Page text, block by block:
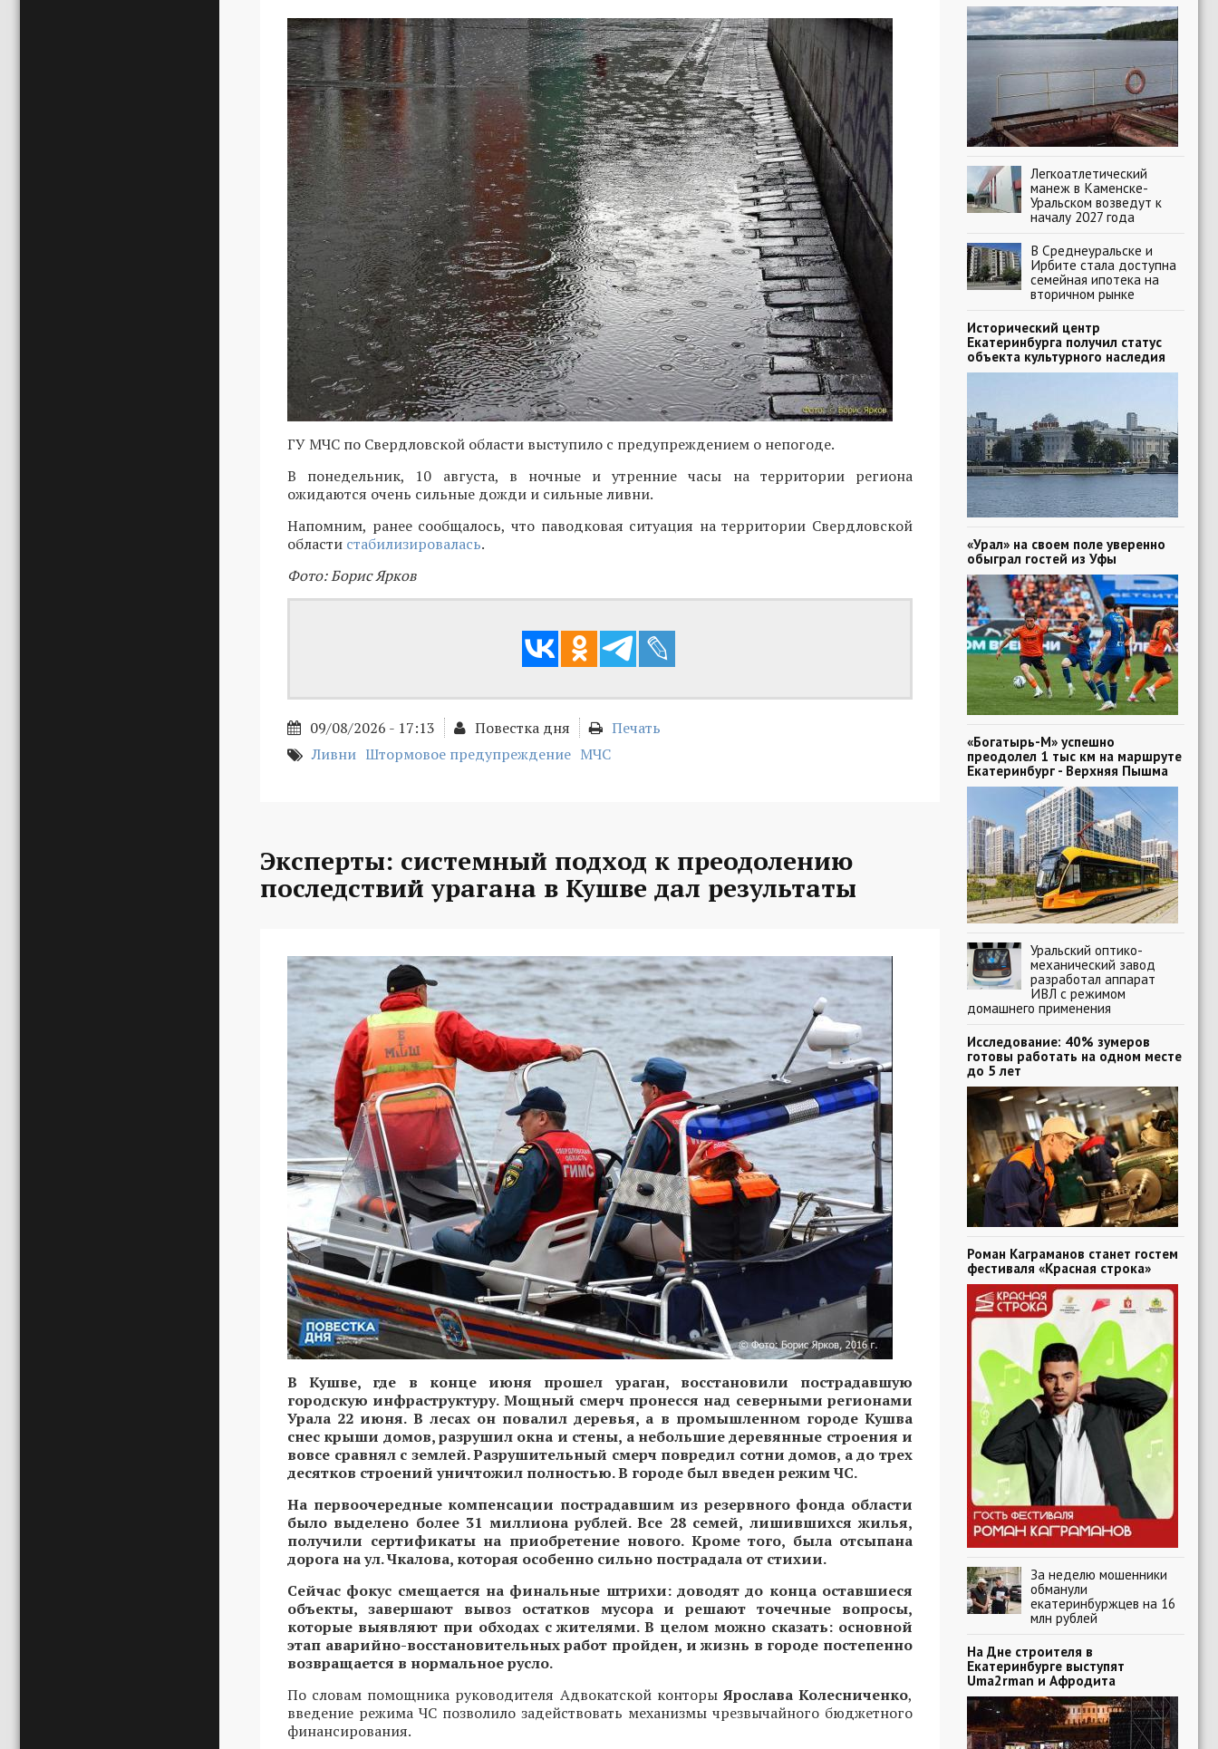
ГУ МЧС по Свердловской области выступило с предупреждением о непогоде.
В понедельник, 10 августа, в ночные и утренние часы на территории региона
ожидаются очень сильные дожди и сильные ливни.
Напомним, ранее сообщалось, что паводковая ситуация на территории Свердловской
области стабилизировалась.
Фото: Борис Ярков
09/08/2026 - 17:13 Повестка дня
Печать
Ливни Штормовое предупреждение МЧС
Эксперты: системный подход к преодолению
последствий урагана в Кушве дал результаты
В Кушве, где в конце июня прошел ураган, восстановили пострадавшую
городскую инфраструктуру. Мощный смерч пронесся над северными регионами
Урала 22 июня. В лесах он повалил деревья, а в промышленном городе Кушва
снес крыши домов, разрушил окна и стены, а небольшие деревянные строения и
вовсе сравнял с землей. Разрушительный смерч повредил сотни домов, а до трех
десятков строений уничтожил полностью. В городе был введен режим ЧС.
На первоочередные компенсации пострадавшим из резервного фонда области
было выделено более 31 миллиона рублей. Все 28 семей, лишившихся жилья,
получили сертификаты на приобретение нового. Кроме того, была отсыпана
дорога на ул. Чкалова, которая особенно сильно пострадала от стихии.
Сейчас фокус смещается на финальные штрихи: доводят до конца оставшиеся
объекты, завершают вывоз остатков мусора и решают точечные вопросы,
которые выявляют при обходах с жителями. В целом можно сказать: основной
этап аварийно-восстановительных работ пройден, и жизнь в городе постепенно
возвращается в нормальное русло.
По словам помощника руководителя Адвокатской конторыЯрослава Колесниченко,
введение режима ЧС позволило задействовать механизмы чрезвычайного бюджетного
финансирования.
Легкоатлетический
манеж в Каменске-
Уральском возведут к
началу 2027 года
В Среднеуральске и
Ирбите стала доступна
семейная ипотека на
вторичном рынке
Исторический центр
Екатеринбурга получил статус
объекта культурного наследия
«Урал» на своем поле уверенно
обыграл гостей из Уфы
«Богатырь-М» успешно
преодолел 1 тыс км на маршруте
Екатеринбург - Верхняя Пышма
Уральский оптико-
механический завод
разработал аппарат
ИВЛ с режимом
домашнего применения
Исследование: 40% зумеров
готовы работать на одном месте
до 5 лет
Роман Каграманов станет гостем
фестиваля «Красная строка»
За неделю мошенники
обманули
екатеринбуржцев на 16
млн рублей
На Дне строителя в
Екатеринбурге выступят
Uma2rman и Афродита